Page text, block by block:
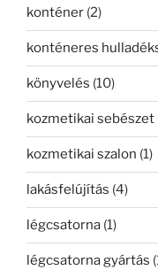
konténer (2)
konténeres
könyvelés (10)
kozmetikai sebészet
kozmetikai szalon (1)
lakásfelújítás (4)
légcsatorna (1)
légcsatorna gyártás